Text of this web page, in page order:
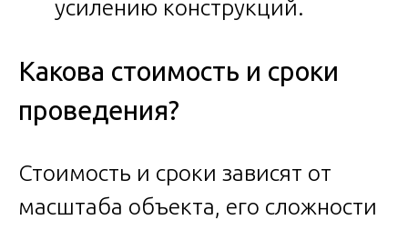
усилению конструкций.
Какова стоимость и сроки
проведения?
Стоимость и сроки зависят от
масштаба объекта, его сложности